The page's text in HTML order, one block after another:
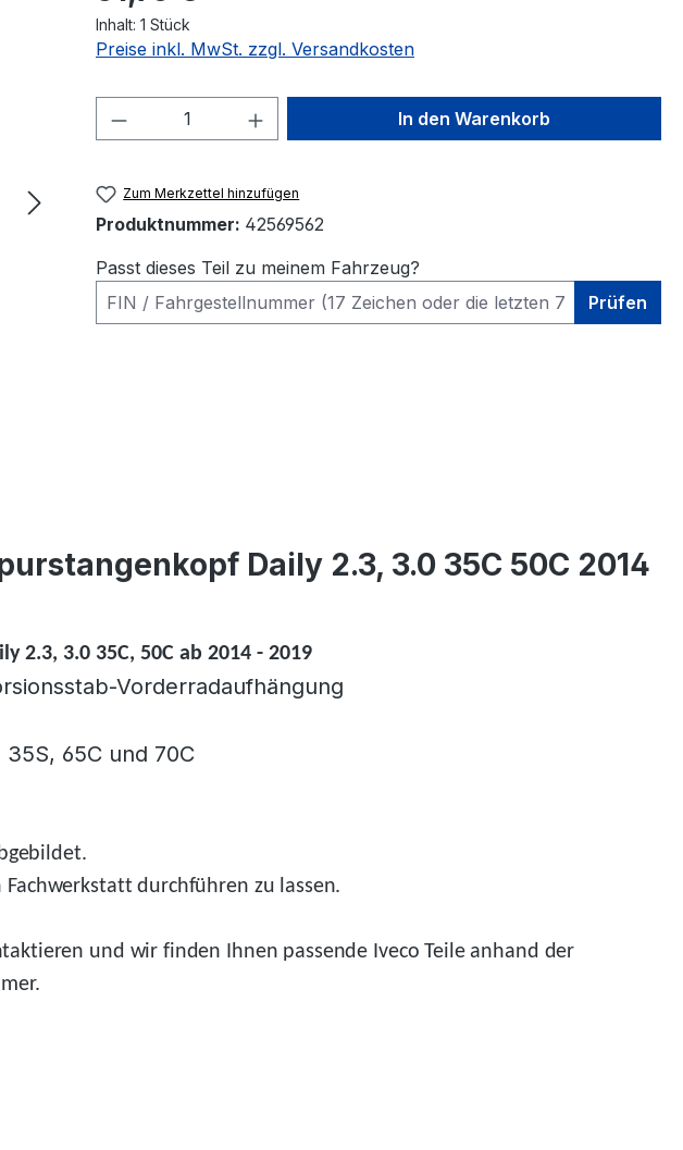
Inhalt: 1 Stück
Preise inkl. MwSt. zzgl. Versandkosten
Produkt Anzahl: Gib den gewünschten Wert
In den Warenkorb
Zum Merkzettel hinzufügen
Produktnummer: 42569562
Passt dieses Teil zu meinem Fahrzeug?
Prüfen
Daily 2.3, 3.0 35C 50C 2014
2.3, 3.0 35C, 50C ab 2014 - 2019
Vorderradaufhängung
65C und 70C
durchführen zu lassen.
und wir finden Ihnen passende Iveco Teile anhand der